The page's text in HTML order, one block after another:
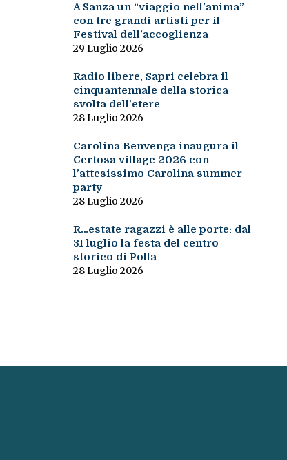
A Sanza un “viaggio nell’anima”
con tre grandi artisti per il
Festival dell’accoglienza
29 Luglio 2026
Radio libere, Sapri celebra il
cinquantennale della storica
svolta dell’etere
28 Luglio 2026
Carolina Benvenga inaugura il
Certosa village 2026 con
l’attesissimo Carolina summer
party
28 Luglio 2026
R…estate ragazzi è alle porte: dal
31 luglio la festa del centro
storico di Polla
28 Luglio 2026